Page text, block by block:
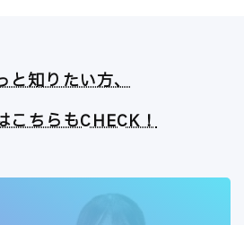
知りたい方、
こちらもCHECK！